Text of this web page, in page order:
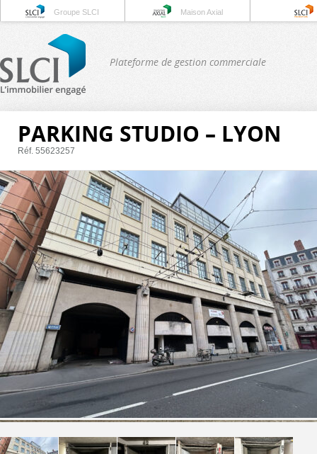
Groupe SLCI Maison Axial
Plateforme de gestion commerciale
PARKING STUDIO – LYON
Réf. 55623257